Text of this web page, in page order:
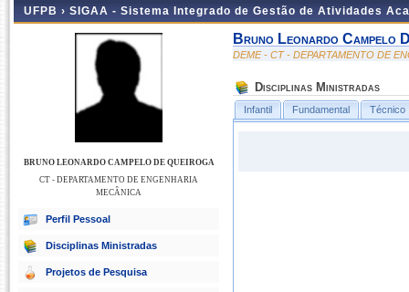
UFPB › SIGAA - Sistema Integrado de Gestão de Atividades
BRUNO LEONARDO CAMPELO DE QUEIROGA
CT - DEPARTAMENTO DE ENGENHARIA
MECÂNICA
Perfil Pessoal
Disciplinas Ministradas
Projetos de Pesquisa
Bruno Leonardo Campelo
DEME - CT - DEPARTAMENTO DE
Disciplinas Ministradas
Infantil Fundamental Técnico